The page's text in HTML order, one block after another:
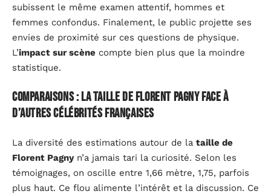
subissent le même examen attentif, hommes et
femmes confondus. Finalement, le public projette ses
envies de proximité sur ces questions de physique.
L’impact sur scène compte bien plus que la moindre
statistique.
Comparaisons : la taille de Florent Pagny face à
d’autres célébrités françaises
La diversité des estimations autour de la taille de
Florent Pagnyn’a jamais tari la curiosité. Selon les
témoignages, on oscille entre 1,66 mètre, 1,75, parfois
plus haut. Ce flou alimente l’intérêt et la discussion. Ce